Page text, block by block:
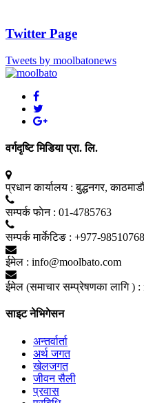
Twitter Page
Tweets by moolbatonews
वर्गदृष्टि मिडिया प्रा. लि.
प्रधान कार्यालय : बुद्धनगर,
सम्पर्क फाेन : 01-4785763
सम्पर्क मार्केटिङ : +977-
ईमेल : info@moolbato.com
ईमेल (समाचार सम्प्रेषणका लागि ) :
साइट नेभिगेसन
अन्तर्वार्ता
अर्थ जगत
खेलजगत
जीवन सैली
प्रवास